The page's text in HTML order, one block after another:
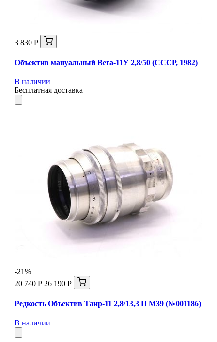
3 830 Р
Объектив мануальный Вега-11У 2,8/50 (СССР, 1982)
В наличии
Бесплатная доставка
-21%
20 740 Р 26 190 Р
Редкость Объектив Таир-11 2,8/13,3 П М39 (№001186)
В наличии